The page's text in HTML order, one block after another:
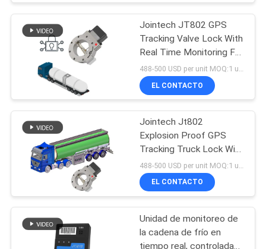
PRIVACY
POLICY
Dispositivos de
cadena fríos del
control de la
temperatura
64
perseguidor de GPS
del envase
100
Jointech JT802 GPS
Tracking Valve Lock With
Real Time Monitoring For
Fuel Tanker
Transportation
EL CONTACTO
Jointech Jt802
Explosion Proof GPS
Tracking Truck Lock With
Anti Stealing Design Fuel
Tanker Valve Lock
EL CONTACTO
Unidad de monitoreo de
la cadena de frío en
tiempo real, controlada